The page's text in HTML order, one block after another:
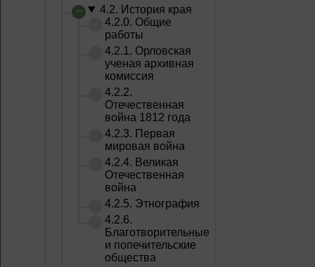
4.2. История края
4.2.0. Общие
работы
4.2.1. Орловская
ученая архивная
комиссия
4.2.2.
Отечественная
война 1812 года
4.2.3. Первая
мировая война
4.2.4. Великая
Отечественная
война
4.2.5. Этнография
4.2.6.
Благотворительные
и попечительские
общества